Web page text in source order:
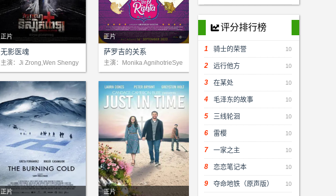
正片
剧情：在柬埔寨的深处，米莉
斯，一个贫寒家庭的女孩，怀
揣着医者之梦。她以卓越的学
业，叩开了新加坡医学交流的
大门。在那里，她与卢卡斯结
下深厚情谊。然而，命运无
情，一场肇事逃逸，夺走了她
的生命。她的灵魂徘徊在生与
无影医魂
主演：Ji Zrong,Wen Shengy
uan,Keo Sinak
正片
剧情：她所在地区的一个无忧
无虑、自信的女孩（萨那·卡
普尔饰）在维克拉姆（兰迪普
·雷饰）身上找到了爱情。
萨罗吉的关系
主演：Monika AgnihotrieSye
d ArsalanKritikka Avasthi
正片
正片
󰇀评分排行榜
10
1 骑士的荣誉
10
2 远行他方
10
3 在某处
10
4 毛泽东的故事
10
5 三线轮洄
10
6 雷樱
10
7 一家之主
10
8 恋恋笔记本
10
9 夺命地铁（原声版）